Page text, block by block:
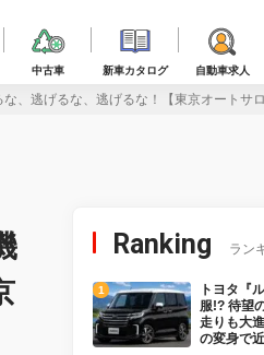
中古車 新車カタログ 自動車求人
、逃げるな、逃げるな！【東京オートサロ
Ranking ラン
トヨタ『
服!? 待望
走りも大
の変身で